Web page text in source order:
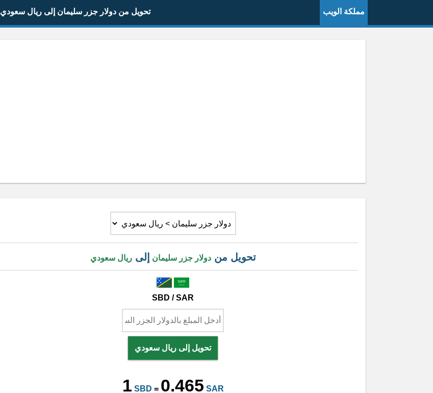
مملكة الويب تحويل من دولار جزر سليمان إلى ريال سعودي
تحويل مندولار جزر سليمان إلىريال سعودي
SBD / SAR
تحويل إلى ريال سعودي
1 SBD = 0.465 SAR